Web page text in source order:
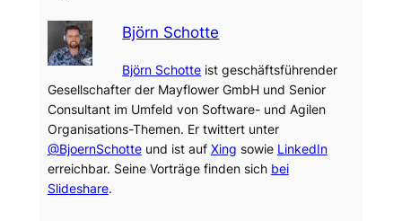
Björn Schotte
Björn Schotte ist geschäftsführender
Gesellschafter der Mayflower GmbH und Senior
Consultant im Umfeld von Software- und Agilen
Organisations-Themen. Er twittert unter
@BjoernSchotteund ist auf Xing sowie LinkedIn
erreichbar. Seine Vorträge finden sich bei
Slideshare.